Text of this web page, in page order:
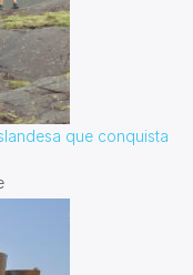
que conquista